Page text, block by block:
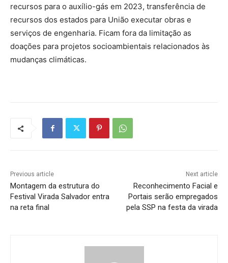
recursos para o auxílio-gás em 2023, transferência de
recursos dos estados para União executar obras e
serviços de engenharia. Ficam fora da limitação as
doações para projetos socioambientais relacionados às
mudanças climáticas.
Previous article
Montagem da estrutura do
Festival Virada Salvador entra
na reta final
Next article
Reconhecimento Facial e
Portais serão empregados
pela SSP na festa da virada